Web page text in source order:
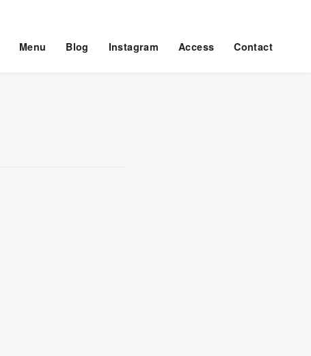
Menu Blog Instagram Access Contact